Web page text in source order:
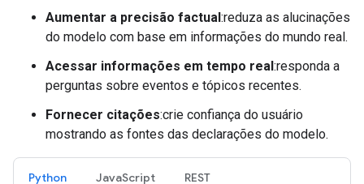
Aumentar a precisão factual:reduza as alucinações
do modelo com base em informações do mundo real.
Acessar informações em tempo real:responda a
perguntas sobre eventos e tópicos recentes.
Fornecer citações:crie confiança do usuário
mostrando as fontes das declarações do modelo.
Python JavaScript REST